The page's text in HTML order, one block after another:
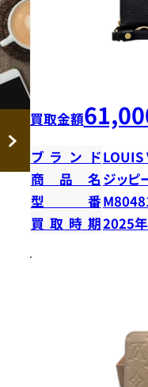
買取金額
ブランドLOUIS
商品名 ジッピ
型番
買取時期2025